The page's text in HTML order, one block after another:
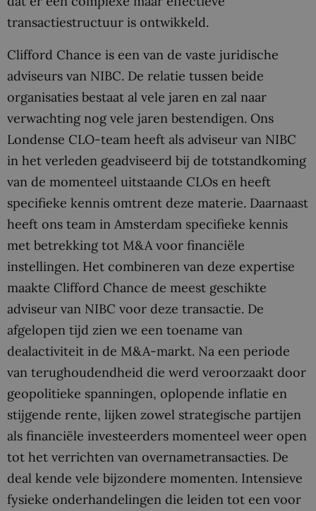
transactiestructuur is ontwikkeld.
Clifford Chance is een van de vaste juridische
adviseurs van NIBC. De relatie tussen beide
organisaties bestaat al vele jaren en zal naar
verwachting nog vele jaren bestendigen. Ons
Londense CLO-team heeft als adviseur van NIBC
in het verleden geadviseerd bij de totstandkoming
van de momenteel uitstaande CLOs en heeft
specifieke kennis omtrent deze materie. Daarnaast
heeft ons team in Amsterdam specifieke kennis
met betrekking tot M&A voor financiële
instellingen. Het combineren van deze expertise
maakte Clifford Chance de meest geschikte
adviseur van NIBC voor deze transactie. De
afgelopen tijd zien we een toename van
dealactiviteit in de M&A-markt. Na een periode
van terughoudendheid die werd veroorzaakt door
geopolitieke spanningen, oplopende inflatie en
stijgende rente, lijken zowel strategische partijen
als financiële investeerders momenteel weer open
tot het verrichten van overnametransacties. De
deal kende vele bijzondere momenten. Intensieve
fysieke onderhandelingen die leiden tot een voor